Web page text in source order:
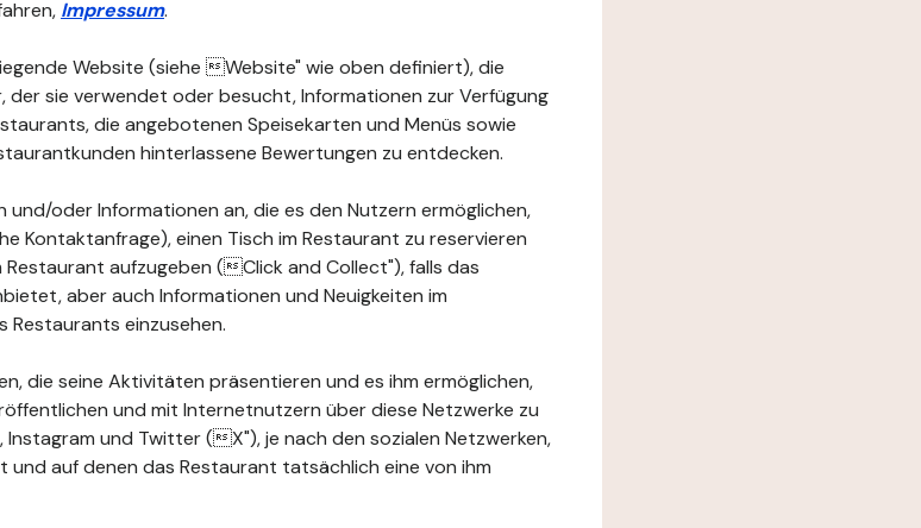
Impressum.
Website (siehe Website" wie oben definiert), die
sie verwendet oder besucht, Informationen zur Verfügung
die angebotenen Speisekarten und Menüs sowie
hinterlassene Bewertungen zu entdecken.
oder Informationen an, die es den Nutzern ermöglichen,
Kontaktanfrage), einen Tisch im Restaurant zu reservieren
aufzugeben (Click and Collect"), falls das
aber auch Informationen und Neuigkeiten im
Restaurants einzusehen.
die seine Aktivitäten präsentieren und es ihm ermöglichen,
und mit Internetnutzern über diese Netzwerke zu
Instagram und Twitter (X"), je nach den sozialen Netzwerken,
auf denen das Restaurant tatsächlich eine von ihm